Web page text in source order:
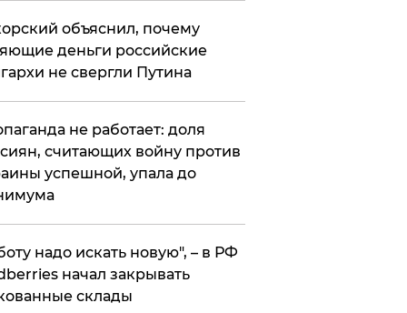
объяснил, почему
деньги российские
не свергли Путина
не работает: доля
считающих войну против
успешной, упала до
надо искать новую", – в РФ
начал закрывать
склады